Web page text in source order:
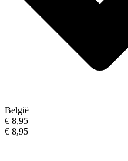
België
€ 8,95
€ 8,95